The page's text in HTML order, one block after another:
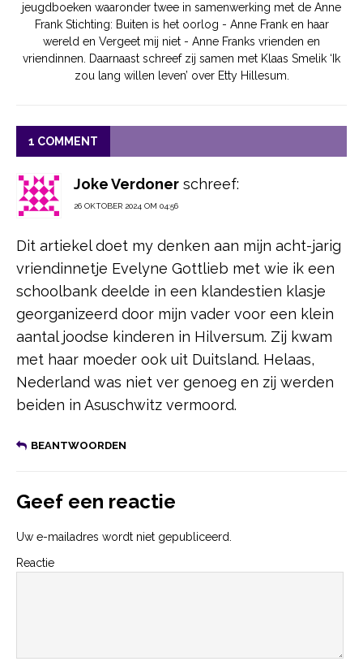
jeugdboeken waaronder twee in samenwerking met de Anne
Frank Stichting: Buiten is het oorlog - Anne Frank en haar
wereld en Vergeet mij niet - Anne Franks vrienden en
vriendinnen. Daarnaast schreef zij samen met Klaas Smelik ‘Ik
zou lang willen leven’ over Etty Hillesum.
1 COMMENT
Joke Verdoner schreef:
26 OKTOBER 2024 OM 04:56
Dit artiekel doet my denken aan mijn acht-jarig
vriendinnetje Evelyne Gottlieb met wie ik een
schoolbank deelde in een klandestien klasje
georganizeerd door mijn vader voor een klein
aantal joodse kinderen in Hilversum. Zij kwam
met haar moeder ook uit Duitsland. Helaas,
Nederland was niet ver genoeg en zij werden
beiden in Asuschwitz vermoord.
BEANTWOORDEN
Geef een reactie
Uw e-mailadres wordt niet gepubliceerd.
Reactie